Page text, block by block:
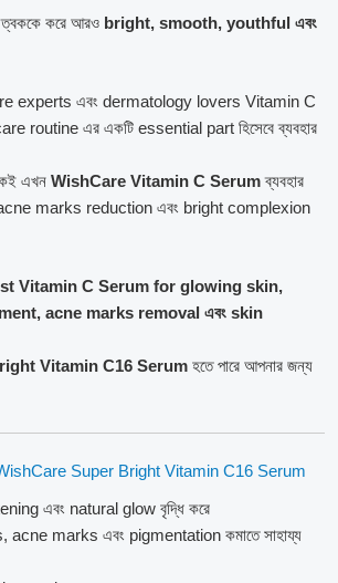
ত্বককে করে আরও bright, smooth, youthful এবং
experts এবং dermatology lovers Vitamin C
routine এর একটি essential part হিসেবে ব্যবহার
এখন WishCare Vitamin C Serumব্যবহার
marks reduction এবং bright complexion
Vitamin C Serum for glowing skin,
acne marks removal এবং skin
Vitamin C16 Serum হতে পারে আপনার জন্য
Super Bright Vitamin C16 Serum
এবং natural glow বৃদ্ধি করে
marks এবং pigmentation কমাতে সাহায্য